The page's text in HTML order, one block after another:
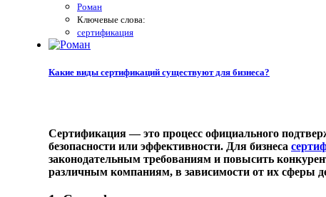
Роман
Ключевые слова:
сертификация
Какие виды сертификаций существуют для бизнеса?
Сертификация — это процесс официального
безопасности или эффективности. Для бизнеса
законодательным требованиям и повысить
различным компаниям, в зависимости от их сферы